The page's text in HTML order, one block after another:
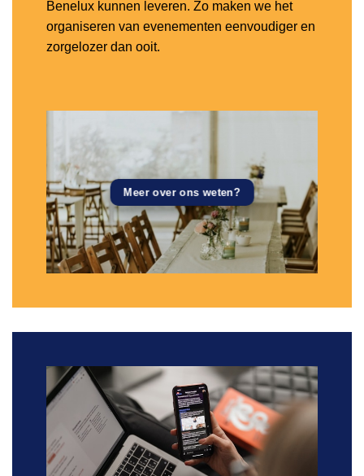
Benelux kunnen leveren. Zo maken we het
organiseren van evenementen eenvoudiger en
zorgelozer dan ooit.
Meer over ons weten?